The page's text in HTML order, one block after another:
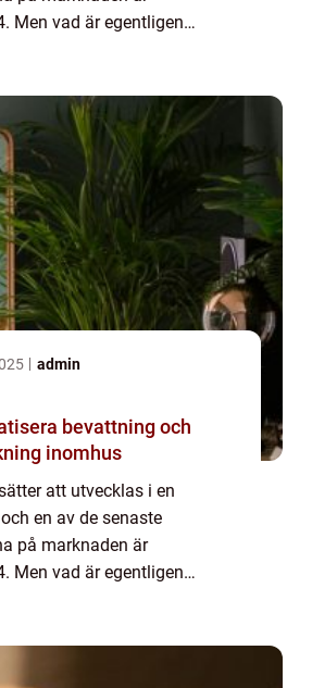
Men vad är egentligen
admin
bevattning och
inomhus
att utvecklas i en
en av de senaste
på marknaden är
Men vad är egentligen